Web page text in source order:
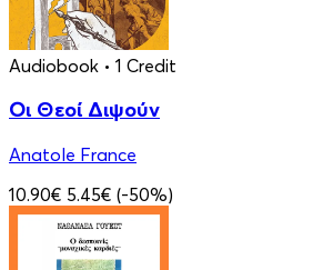
Audiobook • 1 Credit
Οι Θεοί Διψούν
Anatole France
10.90€ 5.45€ (-50%)